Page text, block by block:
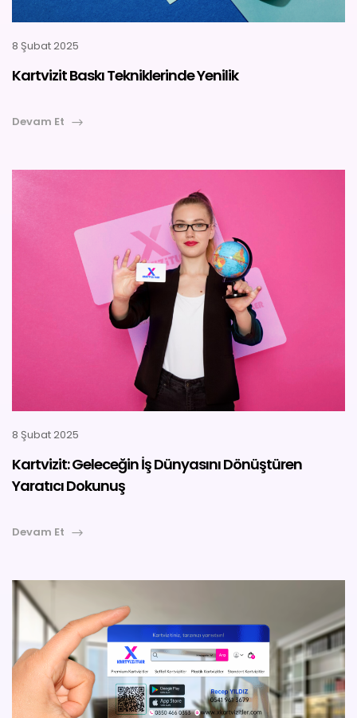
8 Şubat 2025
Kartvizit Baskı Tekniklerinde Yenilik
Devam Et
8 Şubat 2025
Kartvizit: Geleceğin İş Dünyasını Dönüştüren
Yaratıcı Dokunuş
Devam Et
İLETIŞIM